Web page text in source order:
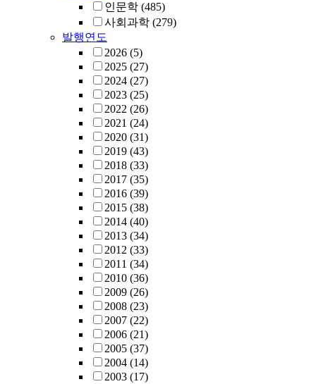
인문학 (485)
사회과학 (279)
발행연도
2026 (5)
2025 (27)
2024 (27)
2023 (25)
2022 (26)
2021 (24)
2020 (31)
2019 (43)
2018 (33)
2017 (35)
2016 (39)
2015 (38)
2014 (40)
2013 (34)
2012 (33)
2011 (34)
2010 (36)
2009 (26)
2008 (23)
2007 (22)
2006 (21)
2005 (37)
2004 (14)
2003 (17)